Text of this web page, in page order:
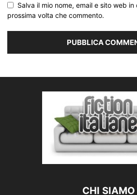
Salva il mio nome, email e sito web
prossima volta che commento.
CHI SIAMO